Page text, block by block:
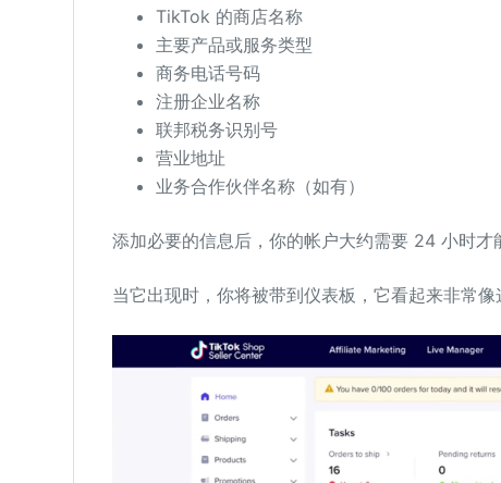
TikTok 的商店名称
主要产品或服务类型
商务电话号码
注册企业名称
联邦税务识别号
营业地址
业务合作伙伴名称（如有）
添加必要的信息后，你的帐户大约需要 24 小时才
当它出现时，你将被带到仪表板，它看起来非常像